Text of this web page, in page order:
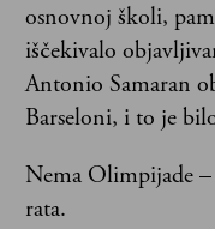
osnovnoj školi,
iščekivalo
Antonio Samaran
Barseloni, i to je
Nema Olimpijade –
rata.